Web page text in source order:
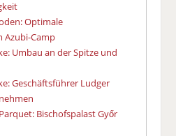
Optimale
Azubi-Camp
Umbau an der Spitze und
Geschäftsführer Ludger
Bischofspalast Győr